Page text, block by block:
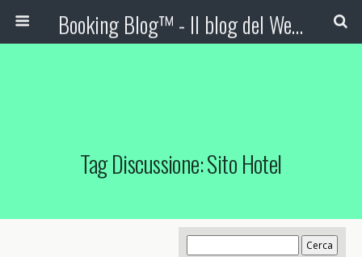
Booking Blog™ - Il blog del Web Marketing Turistico
Tag Discussione: Sito Hotel